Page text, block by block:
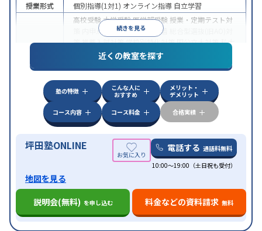
続きを見る
授業形式
個別指導(1対1) オンライン指導 自立学習
高校受験大学受験医学部受験 授業・定期テスト対
内申点対策学習習慣の定着
策推薦入試対策学校別特化対策国公立大対策私大
共通テスト対策英検(英語検定)対策
その
特徴
中高一貫校生に対応授業の振替可能 不登校生に対
学習にPC・タブレットを利用オンライン対応
科目から受講可能季節講習のみの受講可発達障害
の子どもに対応
近くの教室を探す
塾の特徴
こんな人に
おすすめ
メリット・
デメリット
コース内容
コース料金 合格実績
坪田塾ONLINE 電話する 通話料無料
10:00～19:00（土日祝も受付）
地図を見る
説明会(無料) を申し込む 料金などの資料請求 無料